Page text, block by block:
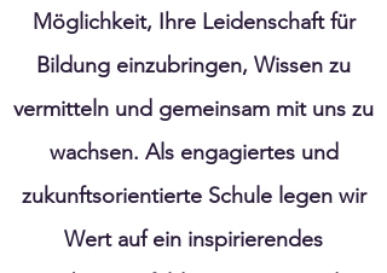
Möglichkeit, Ihre Leidenschaft für
Bildung einzubringen, Wissen zu
vermitteln und gemeinsam mit uns zu
wachsen. Als engagiertes und
zukunftsorientierte Schule legen wir
Wert auf ein inspirierendes